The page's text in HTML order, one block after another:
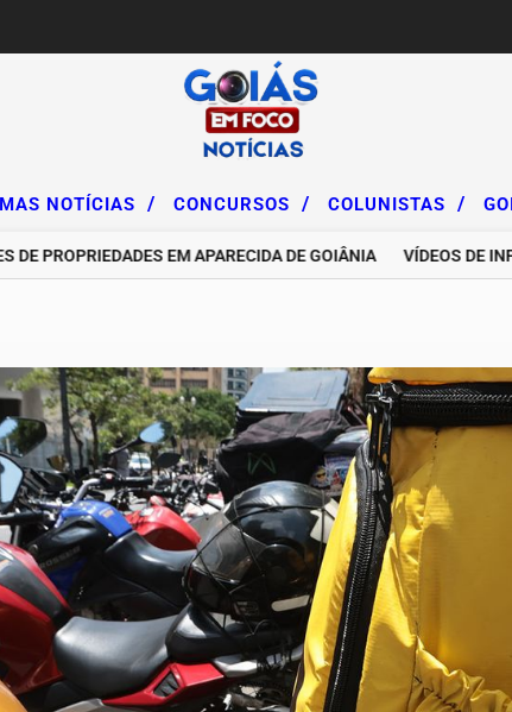
NOTÍCIAS / CONCURSOS / COLUNISTAS /
EM APARECIDA DE GOIÂNIA VÍDEOS DE